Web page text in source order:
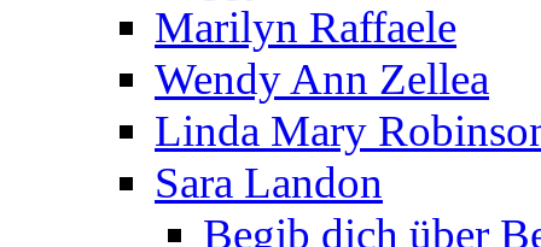
Marilyn Raffaele
Wendy Ann Zellea
Linda Mary
Sara Landon
Begib dich über